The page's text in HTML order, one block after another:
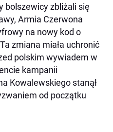
bolszewicy zbliżali się
Armia Czerwona
na nowy kod o
zmiana miała uchronić
polskim wywiadem w
kampanii
Kowalewskiego stanął
od początku